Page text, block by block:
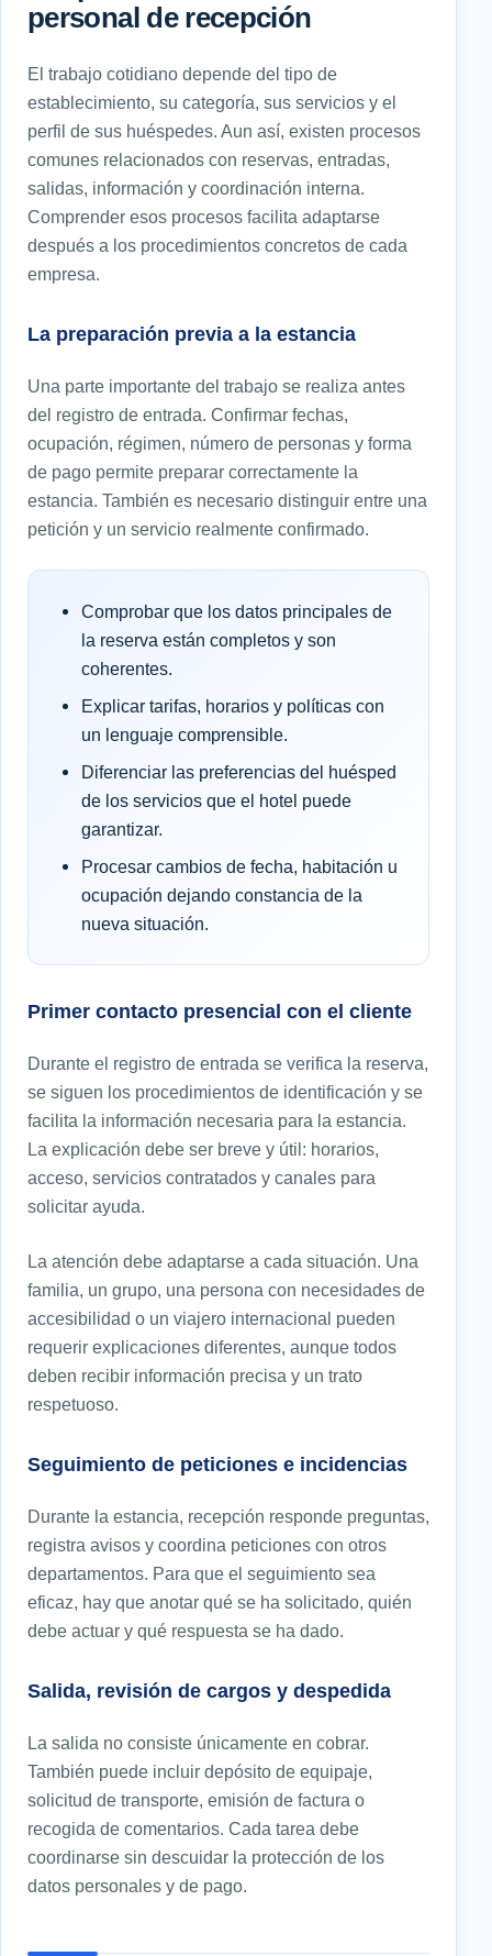
personal de recepción
El trabajo cotidiano depende del tipo de
establecimiento, su categoría, sus servicios y el
perfil de sus huéspedes. Aun así, existen procesos
comunes relacionados con reservas, entradas,
salidas, información y coordinación interna.
Comprender esos procesos facilita adaptarse
después a los procedimientos concretos de cada
empresa.
La preparación previa a la estancia
Una parte importante del trabajo se realiza antes
del registro de entrada. Confirmar fechas,
ocupación, régimen, número de personas y forma
de pago permite preparar correctamente la
estancia. También es necesario distinguir entre una
petición y un servicio realmente confirmado.
Comprobar que los datos principales de
la reserva están completos y son
coherentes.
Explicar tarifas, horarios y políticas con
un lenguaje comprensible.
Diferenciar las preferencias del huésped
de los servicios que el hotel puede
garantizar.
Procesar cambios de fecha, habitación u
ocupación dejando constancia de la
nueva situación.
Primer contacto presencial con el cliente
Durante el registro de entrada se verifica la reserva,
se siguen los procedimientos de identificación y se
facilita la información necesaria para la estancia.
La explicación debe ser breve y útil: horarios,
acceso, servicios contratados y canales para
solicitar ayuda.
La atención debe adaptarse a cada situación. Una
familia, un grupo, una persona con necesidades de
accesibilidad o un viajero internacional pueden
requerir explicaciones diferentes, aunque todos
deben recibir información precisa y un trato
respetuoso.
Seguimiento de peticiones e incidencias
Durante la estancia, recepción responde preguntas,
registra avisos y coordina peticiones con otros
departamentos. Para que el seguimiento sea
eficaz, hay que anotar qué se ha solicitado, quién
debe actuar y qué respuesta se ha dado.
Salida, revisión de cargos y despedida
La salida no consiste únicamente en cobrar.
También puede incluir depósito de equipaje,
solicitud de transporte, emisión de factura o
recogida de comentarios. Cada tarea debe
coordinarse sin descuidar la protección de los
datos personales y de pago.